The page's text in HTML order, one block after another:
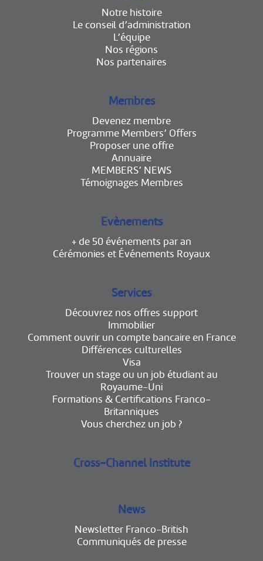
Notre histoire
Le conseil d’administration
L’équipe
Nos régions
Nos partenaires
Membres
Devenez membre
Programme Members’ Offers
Proposer une offre
Annuaire
MEMBERS’ NEWS
Témoignages Membres
Evènements
+ de 50 événements par an
Cérémonies et Événements Royaux
Services
Découvrez nos offres support
Immobilier
Comment ouvrir un compte bancaire en France
Différences culturelles
Visa
Trouver un stage ou un job étudiant au
Royaume-Uni
Formations & Certifications Franco-
Britanniques
Vous cherchez un job ?
Cross-Channel Institute
News
Newsletter Franco-British
Communiqués de presse